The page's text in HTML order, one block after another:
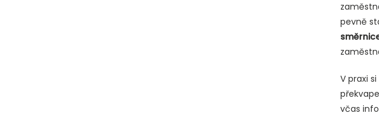
pevně
V praxi
včas